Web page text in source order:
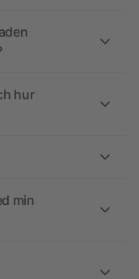
hur
min